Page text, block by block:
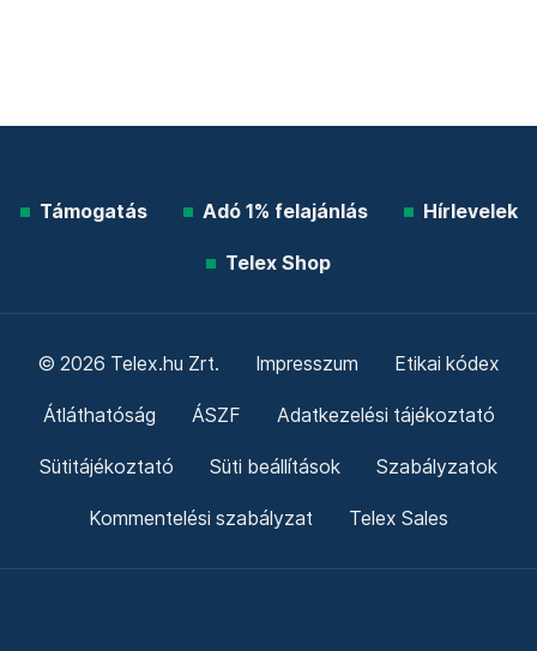
Támogatás Adó 1% felajánlás Hírlevelek
Telex Shop
© 2026 Telex.hu Zrt. Impresszum Etikai kódex
Átláthatóság ÁSZF Adatkezelési tájékoztató
Sütitájékoztató Süti beállítások Szabályzatok
Kommentelési szabályzat Telex Sales